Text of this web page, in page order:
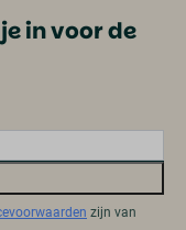
in voor de
zijn van